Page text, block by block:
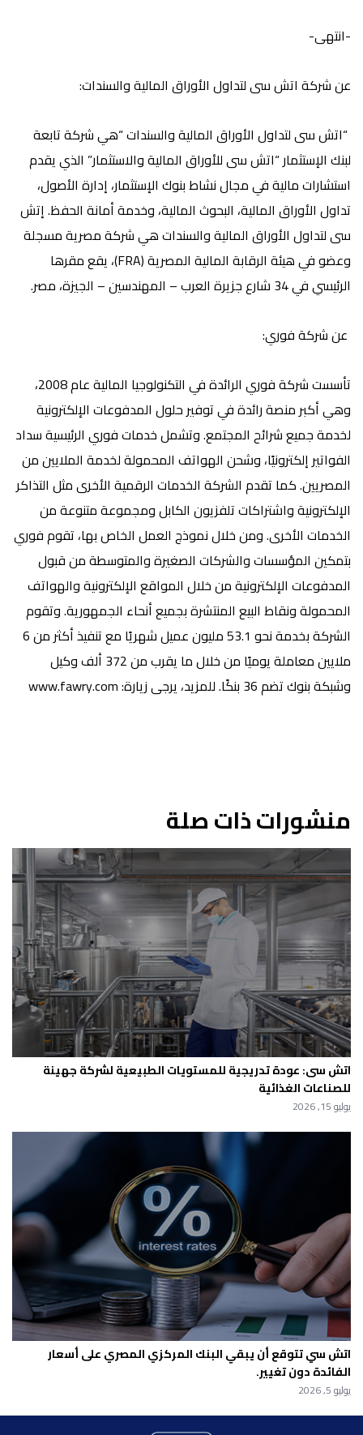
-انتهى-
عن شركة اتش سى لتداول الأوراق المالية والسندات:
“اتش سى لتداول الأوراق المالية والسندات “هي شركة تابعة
لبنك الإستثمار “اتش سى للأوراق المالية والاستثمار” الذي يقدم
استشارات مالية في مجال نشاط بنوك الإستثمار، إدارة الأصول،
تداول الأوراق المالية، البحوث المالية، وخدمة أمانة الحفظ. إتش
سى لتداول الأوراق المالية والسندات هي شركة مصرية مسجلة
وعضو في هيئة الرقابة المالية المصرية (FRA)، يقع مقرها
الرئيسي في 34 شارع جزيرة العرب – المهندسين – الجيزة، مصر.
عن شركة فوري:
تأسست شركة فوري الرائدة في التكنولوجيا المالية عام 2008،
وهي أكبر منصة رائدة في توفير حلول المدفوعات الإلكترونية
لخدمة جميع شرائح المجتمع. وتشمل خدمات فوري الرئيسية سداد
الفواتير إلكترونيًا، وشحن الهواتف المحمولة لخدمة الملايين من
المصريين. كما تقدم الشركة الخدمات الرقمية الأخرى مثل التذاكر
الإلكترونية واشتراكات تلفزيون الكابل ومجموعة متنوعة من
الخدمات الأخرى. ومن خلال نموذج العمل الخاص بها، تقوم فوري
بتمكين المؤسسات والشركات الصغيرة والمتوسطة من قبول
المدفوعات الإلكترونية من خلال المواقع الإلكترونية والهواتف
المحمولة ونقاط البيع المنتشرة بجميع أنحاء الجمهورية. وتقوم
الشركة بخدمة نحو 53.1 مليون عميل شهريًا مع تنفيذ أكثر من 6
ملايين معاملة يوميًا من خلال ما يقرب من 372 ألف وكيل
وشبكة بنوك تضم 36 بنكًا. للمزيد، يرجى زيارة:
www.fawry.com
منشورات ذات صلة
اتش سى: عودة تدريجية للمستويات الطبيعية لشركة جهينة
للصناعات الغذائية
يوليو 15, 2026
اتش سي تتوقع أن يبقي البنك المركزي المصري على أسعار
الفائدة دون تغيير.
يوليو 5, 2026